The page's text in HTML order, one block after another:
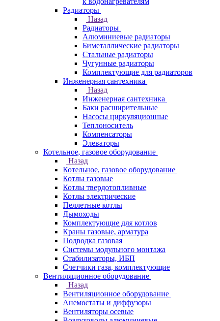
Радиаторы
Назад
Радиаторы
Алюминиевые радиаторы
Биметаллические радиаторы
Стальные радиаторы
Чугунные радиаторы
Комплектующие для радиаторов
Инженерная сантехника
Назад
Инженерная сантехника
Баки расширительные
Насосы циркуляционные
Теплоноситель
Компенсаторы
Элеваторы
Котельное, газовое оборудование
Назад
Котельное, газовое оборудование
Котлы газовые
Котлы твердотопливные
Котлы электрические
Пеллетные котлы
Дымоходы
Комплектующие для котлов
Краны газовые, арматура
Подводка газовая
Системы модульного монтажа
Стабилизаторы, ИБП
Счетчики газа, комплектующие
Вентиляционное оборудование
Назад
Вентиляционное оборудование
Анемостаты и диффузоры
Вентиляторы осевые